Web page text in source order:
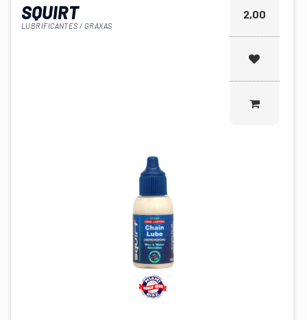
SQUIRT
LUBRIFICANTES / GRAXAS
2,00